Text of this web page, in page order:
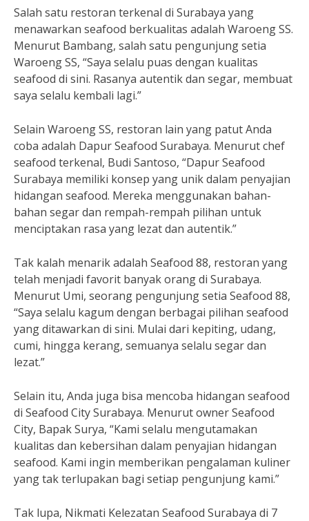
Salah satu restoran terkenal di Surabaya yang
menawarkan seafood berkualitas adalah Waroeng SS.
Menurut Bambang, salah satu pengunjung setia
Waroeng SS, “Saya selalu puas dengan kualitas
seafood di sini. Rasanya autentik dan segar, membuat
saya selalu kembali lagi.”
Selain Waroeng SS, restoran lain yang patut Anda
coba adalah Dapur Seafood Surabaya. Menurut chef
seafood terkenal, Budi Santoso, “Dapur Seafood
Surabaya memiliki konsep yang unik dalam penyajian
hidangan seafood. Mereka menggunakan bahan-
bahan segar dan rempah-rempah pilihan untuk
menciptakan rasa yang lezat dan autentik.”
Tak kalah menarik adalah Seafood 88, restoran yang
telah menjadi favorit banyak orang di Surabaya.
Menurut Umi, seorang pengunjung setia Seafood 88,
“Saya selalu kagum dengan berbagai pilihan seafood
yang ditawarkan di sini. Mulai dari kepiting, udang,
cumi, hingga kerang, semuanya selalu segar dan
lezat.”
Selain itu, Anda juga bisa mencoba hidangan seafood
di Seafood City Surabaya. Menurut owner Seafood
City, Bapak Surya, “Kami selalu mengutamakan
kualitas dan kebersihan dalam penyajian hidangan
seafood. Kami ingin memberikan pengalaman kuliner
yang tak terlupakan bagi setiap pengunjung kami.”
Tak lupa, Nikmati Kelezatan Seafood Surabaya di 7